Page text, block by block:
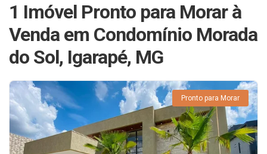
1 Imóvel Pronto para Morar à
Venda em Condomínio Morada
do Sol, Igarapé, MG
Pronto para Morar